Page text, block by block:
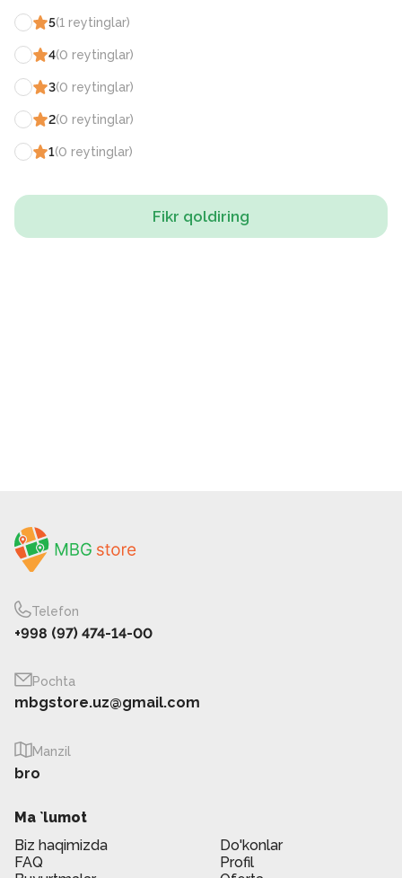
5(1 reytinglar)
4(0 reytinglar)
3(0 reytinglar)
2(0 reytinglar)
1(0 reytinglar)
Fikr qoldiring
Telefon
+998 (97) 474-14-00
Pochta
mbgstore.uz@gmail.com
Manzil
bro
Ma `lumot
Biz haqimizda
Do'konlar
FAQ
Profil